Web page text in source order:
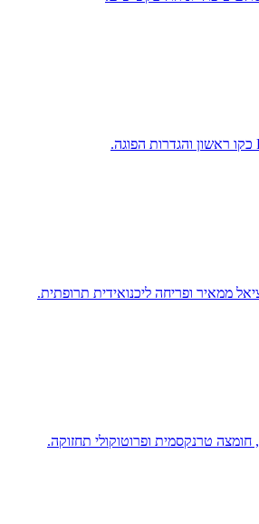
ממאיר ופריחה ליכנואידית תרופתית.
טרנקסמית ופרוטוקולי תחזוקה.